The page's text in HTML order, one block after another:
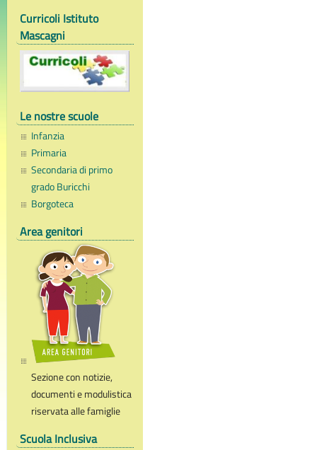
Curricoli Istituto
Mascagni
Le nostre scuole
Infanzia
Primaria
Secondaria di primo
grado Buricchi
Borgoteca
Area genitori
Sezione con notizie,
documenti e modulistica
riservata alle famiglie
Scuola Inclusiva